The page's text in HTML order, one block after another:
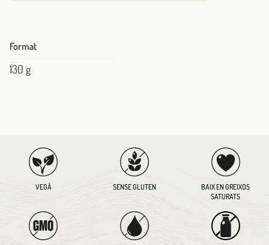
Format
130 g
VEGÀ SENSE GLUTEN
BAIX EN GREIXOS
SATURATS